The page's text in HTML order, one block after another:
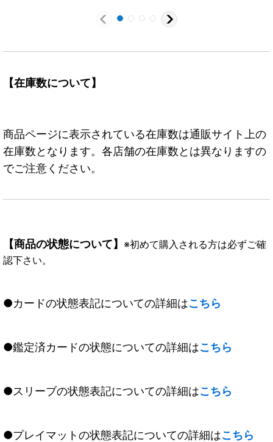
【在庫数について】
商品ページに表示されている在庫数は通販サイト上の
在庫数となります。各店舗の在庫数とは異なりますの
でご注意ください。
【商品の状態について】 ※初めて購入される方は必ずご確
認下さい。
●カードの状態表記についての詳細はこちら
●鑑定済カードの状態についての詳細はこちら
●スリーブの状態表記についての詳細はこちら
●プレイマットの状態表記についての詳細はこちら